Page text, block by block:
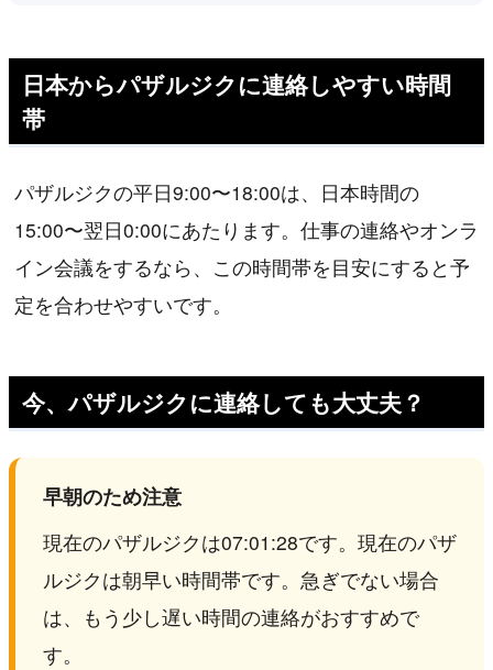
日本からパザルジクに連絡しやすい時間
帯
パザルジクの平日9:00〜18:00は、日本時間の
15:00〜翌日0:00にあたります。仕事の連絡やオンラ
イン会議をするなら、この時間帯を目安にすると予
定を合わせやすいです。
今、パザルジクに連絡しても大丈夫？
早朝のため注意
現在のパザルジクは07:01:28です。現在のパザ
ルジクは朝早い時間帯です。急ぎでない場合
は、もう少し遅い時間の連絡がおすすめで
す。